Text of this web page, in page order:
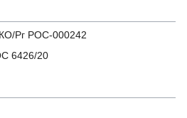
Рг РОС-000242
6426/20